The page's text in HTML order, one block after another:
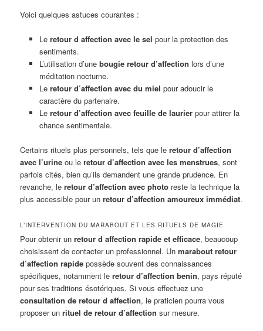
Voici quelques astuces courantes :
Le retour d affection avec le sel pour la protection des
sentiments.
L’utilisation d’une bougie retour d’affection lors d’une
méditation nocturne.
Le retour d’affection avec du miel pour adoucir le
caractère du partenaire.
Le retour d’affection avec feuille de laurierpour attirer la
chance sentimentale.
Certains rituels plus personnels, tels que leretour d’affection
avec l’urine ou leretour d’affection avec les menstrues, sont
parfois cités, bien qu’ils demandent une grande prudence. En
revanche, leretour d’affection avec photo reste la technique la
plus accessible pour unretour d’affection amoureux immédiat.
L’INTERVENTION DU MARABOUT ET LES RITUELS DE MAGIE
Pour obtenir unretour d affection rapide et efficace, beaucoup
choisissent de contacter un professionnel. Unmarabout retour
d’affection rapide possède souvent des connaissances
spécifiques, notamment leretour d’affection benin, pays réputé
pour ses traditions ésotériques. Si vous effectuez une
consultation de retour d affection, le praticien pourra vous
proposer unrituel de retour d’affection sur mesure.